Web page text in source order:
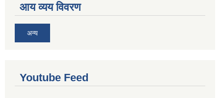
आय व्यय विवरण
अन्य
Youtube Feed